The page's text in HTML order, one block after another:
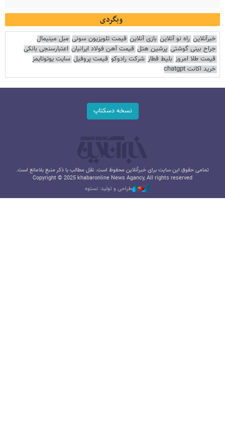
وبگردی
خبرآنلاین راه نو آنلاین بازی آنلاین قیمت تلویزیون سونی مبل مینیمال
جراح بینی گوشتی پرشین هتل قیمت آهن فولاد ایرانیان اعتبارسنجی بانکی
قیمت طلا امروز بلیط قطار شرکت رادوکو قیمت پروفیل سایت یوتوتایمز
خرید اکانت chatgpt
نسخه دسکتاپ
تمامی حقوق این سایت برای خبرآنلاین محفوظ است. نقل مطالب با ذکر منبع بلامانع است.
Copyright © 2025 khabaronline News Agancy, All rights reserved
طراحی و تولید: نستوه